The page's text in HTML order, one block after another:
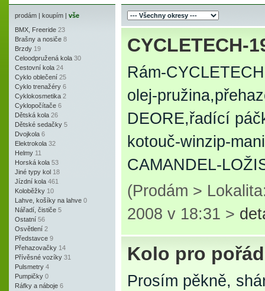
prodám | koupím | vše
BMX, Freeride 23
Brašny a nosiče 8
Brzdy 19
Celoodpružená kola 30
Cestovní kola 24
Cyklo oblečení 25
Cyklo trenažéry 6
Cyklokosmetika 2
Cyklopočítače 6
Dětská kola 26
Dětské sedačky 5
Dvojkola 6
Elektrokola 32
Helmy 11
Horská kola 53
Jiné typy kol 18
Jízdní kola 461
Koloběžky 10
Lahve, košíky na lahve 0
Nářadí, čističe 5
Ostatní 56
Osvětlení 2
Představce 9
Přehazovačky 14
Přívěsné vozíky 31
Pulsmetry 4
Pumpičky 0
Ráfky a náboje 6
CYCLETECH-
Rám-
olej-
DEORE,řadící
kotouč-winzip-
CAMANDEL-
(Prodám >
2008 v 18:31 >
Kolo pro
Prosím pěkně,